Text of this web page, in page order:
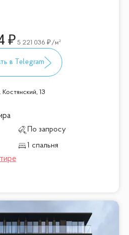
5 221 036 /м²
Костянский, 13
По запросу
1 спальня